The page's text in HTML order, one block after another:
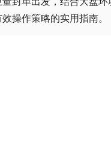
操作策略的实用指南。